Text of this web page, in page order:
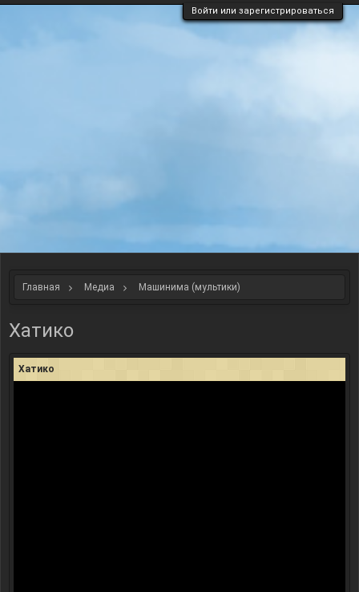
Войти или зарегистрироваться
Главная Медиа Машинима (мультики)
Хатико
Хатико